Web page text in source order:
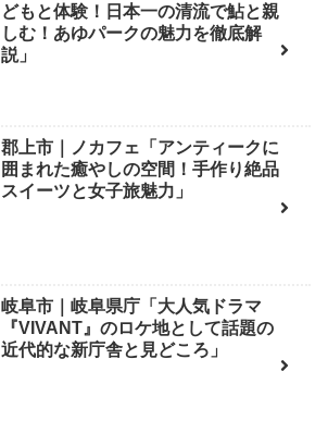
どもと体験！日本一の清流で鮎と親
しむ！あゆパークの魅力を徹底解
説」
郡上市｜ノカフェ「アンティークに
囲まれた癒やしの空間！手作り絶品
スイーツと女子旅魅力」
岐阜市｜岐阜県庁「大人気ドラマ
『VIVANT』のロケ地として話題の
近代的な新庁舎と見どころ」